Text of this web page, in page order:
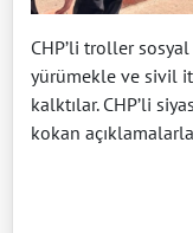
CHP’li troller sosyal
yürümekle ve sivil
kalktılar. CHP’li
kokan